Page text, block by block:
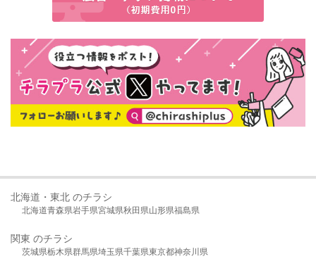
北海道・東北 のチラシ
北海道青森県岩手県宮城県秋田県山形県福島県
関東 のチラシ
茨城県栃木県群馬県埼玉県千葉県東京都神奈川県